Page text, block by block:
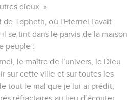
dieux. »
de Topheth, où l'Eternel l'avait
se tint dans le parvis de la maison
peuple :
le maître de l’univers, le Dieu
sur cette ville et sur toutes les
tout le mal que je lui ai prédit,
réfractaires au lieu d’écouter